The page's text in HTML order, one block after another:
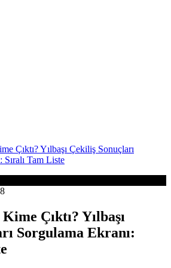
Çıktı? Yılbaşı Çekiliş Sonuçları
Sıralı Tam Liste
Çıktı? Yılbaşı
Sorgulama Ekranı: